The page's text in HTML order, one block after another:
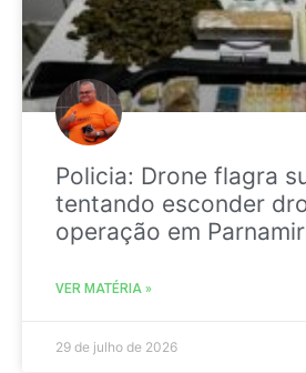
Policia: Drone flagra
tentando esconder
operação em
VER MATÉRIA »
29 de julho de 2026